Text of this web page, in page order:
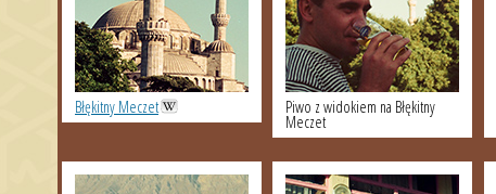
Błękitny Meczet Piwo z widokiem na Błękitny
Meczet